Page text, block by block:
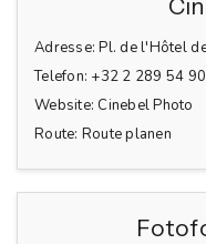
Adresse: Pl. de l'Hôtel
Telefon: +32 2 289 54 90
Website: Cinebel Photo
Route: Route planen